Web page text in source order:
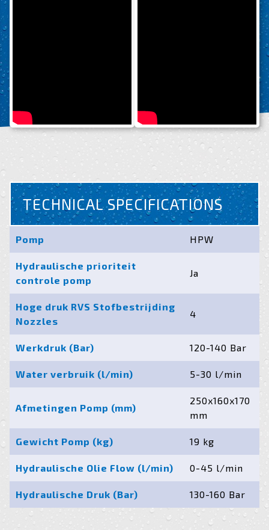
TECHNICAL SPECIFICATIONS
Pomp HPW
Hydraulische prioriteit
controle pomp
Ja
Hoge druk RVS Stofbestrijding
Nozzles
4
Werkdruk (Bar) 120-140 Bar
Water verbruik (l/min) 5-30 l/min
Afmetingen Pomp (mm)
250x160x170
mm
Gewicht Pomp (kg) 19 kg
Hydraulische Olie Flow (l/min) 0-45 l/min
Hydraulische Druk (Bar) 130-160 Bar